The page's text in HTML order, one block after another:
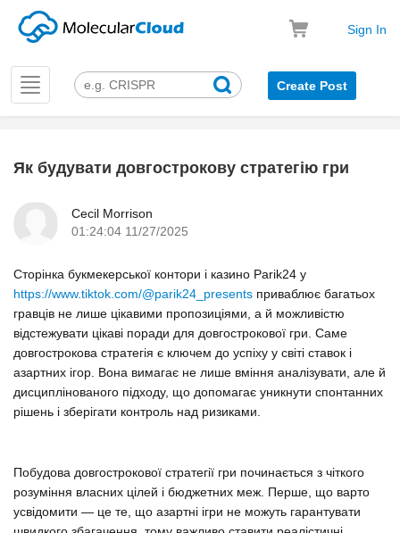
Sign In
Toggle
navigation
Create Post
Як будувати довгострокову стратегію гри
Cecil Morrison
01:24:04 11/27/2025
Сторінка букмекерської контори і казино Parik24 у
https://www.tiktok.com/@parik24_presents приваблює багатьох
гравців не лише цікавими пропозиціями, а й можливістю
відстежувати цікаві поради для довгострокової гри. Саме
довгострокова стратегія є ключем до успіху у світі ставок і
азартних ігор. Вона вимагає не лише вміння аналізувати, але й
дисциплінованого підходу, що допомагає уникнути спонтанних
рішень і зберігати контроль над ризиками.
Побудова довгострокової стратегії гри починається з чіткого
розуміння власних цілей і бюджетних меж. Перше, що варто
усвідомити — це те, що азартні ігри не можуть гарантувати